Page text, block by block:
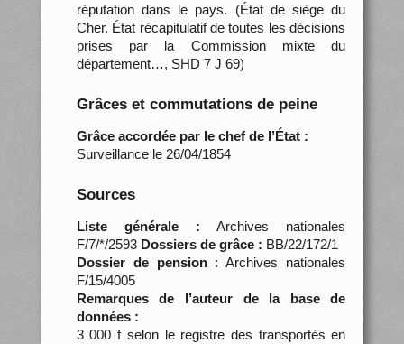
réputation dans le pays. (État de siège du
Cher. État récapitulatif de toutes les décisions
prises par la Commission mixte du
département…, SHD 7 J 69)
Grâces et commutations de peine
Grâce accordée par le chef de l’État :
Surveillance le 26/04/1854
Sources
Liste générale : Archives nationales
F/7/*/2593 Dossiers de grâce : BB/22/172/1
Dossier de pension: Archives nationales
F/15/4005
Remarques de l’auteur de la base de
données :
3 000 f selon le registre des transportés en